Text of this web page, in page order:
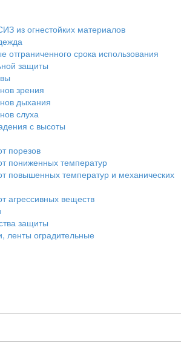
из огнестойких материалов
срока использования
защиты
зрения
дыхания
слуха
с высоты
порезов
пониженных температур
повышенных температур и механических
агрессивных веществ
защиты
ленты оградительные